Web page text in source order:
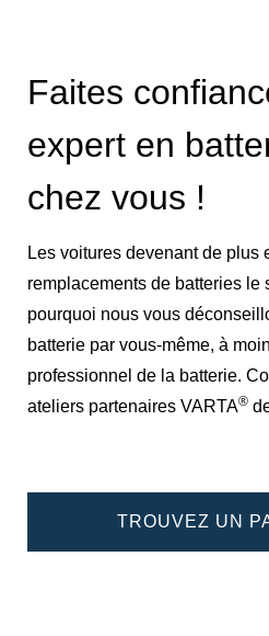
Faites
expert en
chez vous !
Les voitures devenant de plus
remplacements de batteries le
pourquoi nous vous
batterie par vous-même, à
professionnel de la batterie.
ateliers partenaires VARTA®
TROUVEZ UN